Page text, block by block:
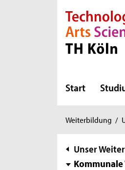
Direkt zur
Direkt zur
Direkt zum
Direkt zum
Start
Sie
hier:
Weiterbildung /
Unser